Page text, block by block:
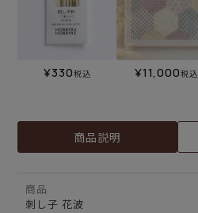
¥330税込 ¥11,000税込
商品説明
商品
刺し子 花波